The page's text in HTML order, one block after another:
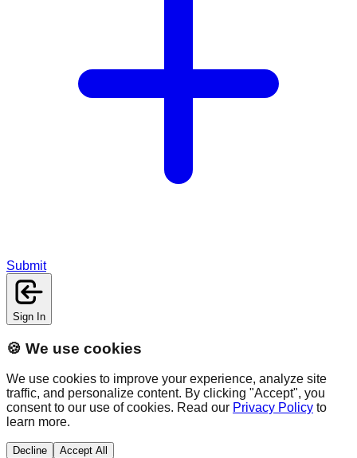
Submit
Sign In
🍪 We use cookies
We use cookies to improve your experience, analyze site
traffic, and personalize content. By clicking "Accept", you
consent to our use of cookies. Read our Privacy Policy to
learn more.
Decline Accept All